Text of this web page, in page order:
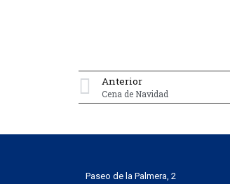
Anterior
Cena de Navidad
Paseo de la Palmera, 2